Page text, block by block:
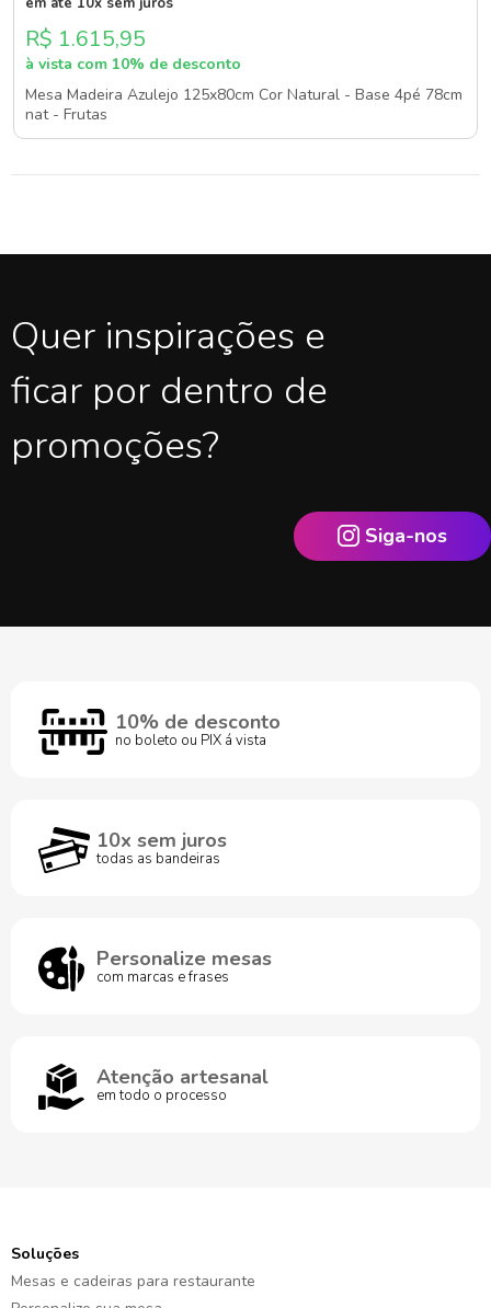
R$ 1.615,95
à vista com 10% de desconto
Mesa Madeira Azulejo 125x80cm Cor Natural - Base 4pé 78cm
nat - Frutas
Quer inspirações e
ficar por dentro de
promoções?
Siga-nos
10% de desconto
no boleto ou PIX á vista
10x sem juros
todas as bandeiras
Personalize mesas
com marcas e frases
Atenção artesanal
em todo o processo
Soluções
Mesas e cadeiras para restaurante